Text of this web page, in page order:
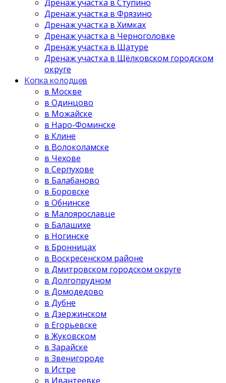
Дренаж участка в Ступино
Дренаж участка в Фрязино
Дренаж участка в Химках
Дренаж участка в Черноголовке
Дренаж участка в Шатуре
Дренаж участка в Щёлковском городском
округе
Копка колодцев
в Москве
в Одинцово
в Можайске
в Наро-Фоминске
в Клине
в Волоколамске
в Чехове
в Серпухове
в Балабаново
в Боровске
в Обнинске
в Малоярославце
в Балашихе
в Ногинске
в Бронницах
в Воскресенском районе
в Дмитровском городском округе
в Долгопрудном
в Домодедово
в Дубне
в Дзержинском
в Егорьевске
в Жуковском
в Зарайске
в Звенигороде
в Истре
в Ивантеевке